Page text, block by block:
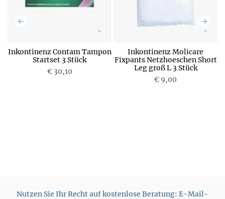
Inkontinenz Contam Tampon
Startset 3 Stück
€ 30,10
Inkontinenz Molicare
Fixpants Netzhoeschen Short
Leg groß L 3 Stück
€ 9,00
Nutzen Sie Ihr Recht auf kostenlose Beratung: E-Mail-